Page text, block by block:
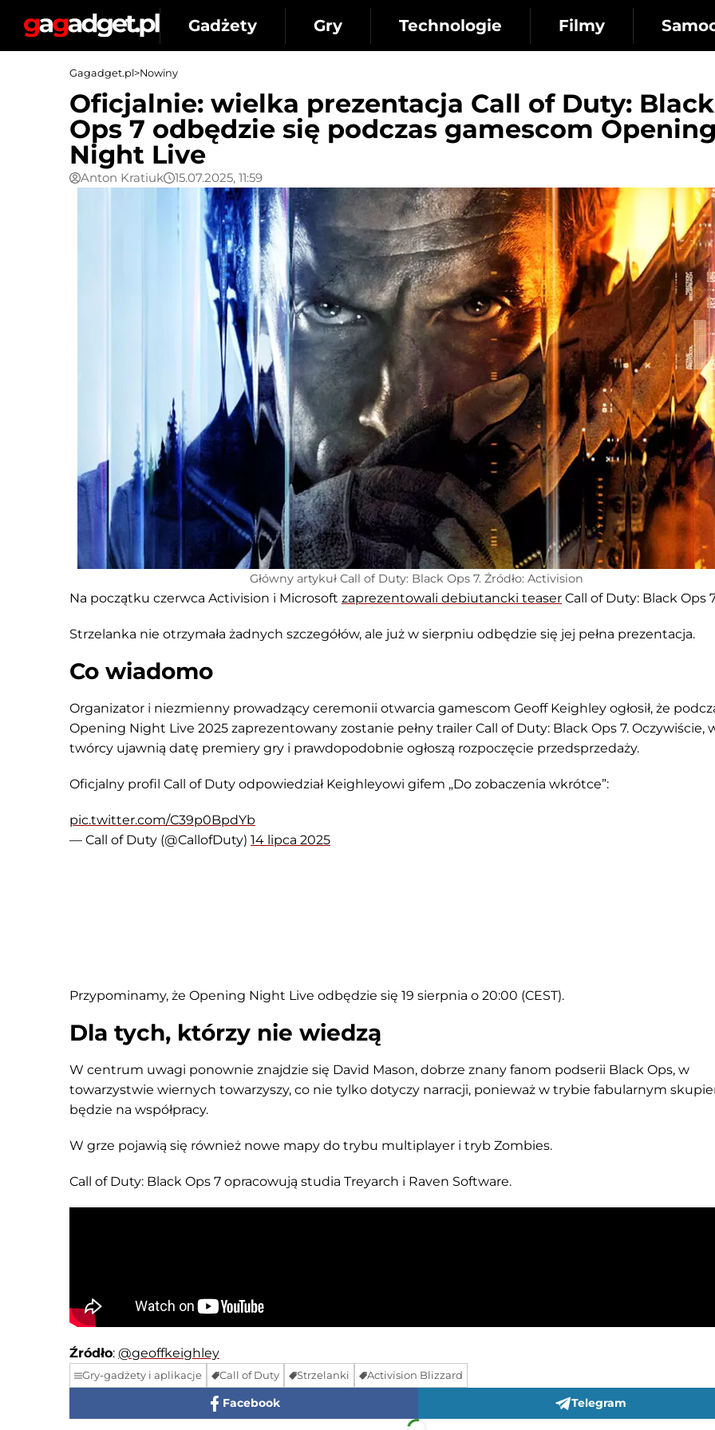
Gadżety Gry Technologie Filmy
Gagadget.pl>Nowiny
Oficjalnie: wielka prezentacja Call of Duty: Black
Ops 7 odbędzie się podczas gamescom
Night Live
Anton Kratiuk 15.07.2025, 11:59
Główny artykuł Call of Duty: Black Ops 7. Źródło: Activision
Na początku czerwca Activision i Microsoft zaprezentowali debiutancki teaser Call of Duty: Black Ops
Strzelanka nie otrzymała żadnych szczegółów, ale już w sierpniu odbędzie się jej pełna prezentacja.
Co wiadomo
Organizator i niezmienny prowadzący ceremonii otwarcia gamescom Geoff Keighley ogłosił, że
Opening Night Live 2025 zaprezentowany zostanie pełny trailer Call of Duty: Black Ops 7. Oczywiście,
twórcy ujawnią datę premiery gry i prawdopodobnie ogłoszą rozpoczęcie przedsprzedaży.
Oficjalny profil Call of Duty odpowiedział Keighleyowi gifem „Do zobaczenia wkrótce”:
pic.twitter.com/C39p0BpdYb
— Call of Duty (@CallofDuty) 14 lipca 2025
Przypominamy, że Opening Night Live odbędzie się 19 sierpnia o 20:00 (CEST).
Dla tych, którzy nie wiedzą
W centrum uwagi ponownie znajdzie się David Mason, dobrze znany fanom podserii Black Ops, w
towarzystwie wiernych towarzyszy, co nie tylko dotyczy narracji, ponieważ w trybie fabularnym
będzie na współpracy.
W grze pojawią się również nowe mapy do trybu multiplayer i tryb Zombies.
Call of Duty: Black Ops 7 opracowują studia Treyarch i Raven Software.
Źródło: @geoffkeighley
Gry-gadżety i aplikacje Call of Duty Strzelanki Activision Blizzard
Facebook Telegram